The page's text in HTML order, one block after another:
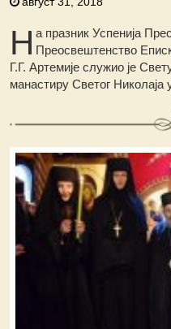
Н а празник Успенија
Преосвештенство
Г.Г. Артемије служио је
манастиру Светог Николаја